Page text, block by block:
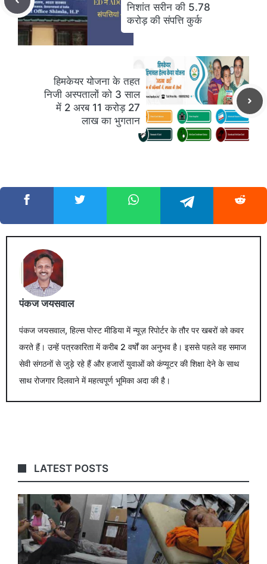
निशांत सरीन की 5.78
करोड़ की संपत्ति कुर्क
हिमकेयर योजना के तहत
निजी अस्पतालों को 3 साल
में 2 अरब 11 करोड़ 27
लाख का भुगतान
पंकज जयसवाल
पंकज जयसवाल, हिल्स पोस्ट मीडिया में न्यूज़ रिपोर्टर के तौर पर खबरों को कवर
करते हैं। उन्हें पत्रकारिता में करीब 2 वर्षों का अनुभव है। इससे पहले वह समाज
सेवी संगठनों से जुड़े रहे हैं और हजारों युवाओं को कंप्यूटर की शिक्षा देने के साथ
साथ रोजगार दिलवाने में महत्वपूर्ण भूमिका अदा की है।
LATEST POSTS